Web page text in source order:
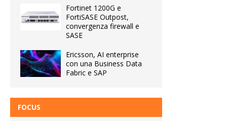
Fortinet 1200G e
FortiSASE Outpost,
convergenza firewall e
SASE
Ericsson, AI enterprise
con una Business Data
Fabric e SAP
FOCUS